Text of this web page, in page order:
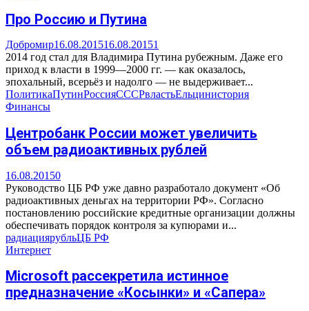
Про Россию и Путина
Добромир16.08.201516.08.20151
2014 год стал для Владимира Путина рубежным. Даже его
приход к власти в 1999—2000 гг. — как оказалось,
эпохальный, всерьёз и надолго — не выдерживает...
ПолитикаПутинРоссияСССРвластьЕльцинистория
Финансы
Центробанк России может увеличить
объем радиоактивных рублей
16.08.20150
Руководство ЦБ РФ уже давно разработало документ «Об
радиоактивных деньгах на территории РФ». Согласно
постановлению российские кредитные организации должны
обеспечивать порядок контроля за купюрами и...
радиациярубльЦБ РФ
Интернет
Microsoft рассекретила истинное
предназначение «Косынки» и «Сапера»